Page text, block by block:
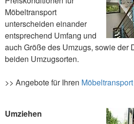
Möbeltransport
unterscheiden einander
entsprechend Umfang und
auch Größe des Umzugs, sowie der
beiden Umzugsorten.
>> Angebote für Ihren Möbeltransport
Umziehen